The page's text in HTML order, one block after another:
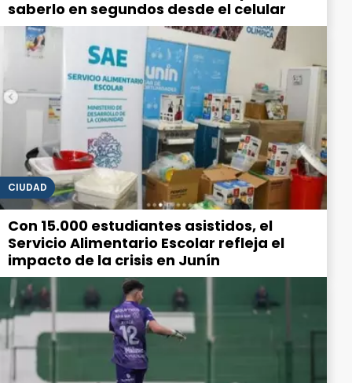
saberlo en segundos desde el celular
CIUDAD
Con 15.000 estudiantes asistidos, el
Servicio Alimentario Escolar refleja el
impacto de la crisis en Junín